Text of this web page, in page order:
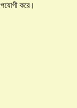
করে।